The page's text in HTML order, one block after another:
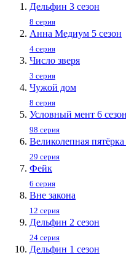
Дельфин 3 сезон
8 серия
Анна Медиум 5 сезон
4 серия
Число зверя
3 серия
Чужой дом
8 серия
Условный мент 6 сезон
98 серия
Великолепная пятёрка
29 серия
Фейк
6 серия
Вне закона
12 серия
Дельфин 2 сезон
24 серия
Дельфин 1 сезон